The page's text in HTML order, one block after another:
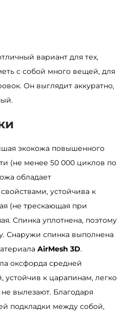
вариант для тех,
с собой много вещей, для
Он выглядит аккуратно,
экокожа повышенного
(не менее 50 000 циклов по
обладает
устойчива к
(не трескающая при
Спинка уплотнена, поэтому
Снаружи спинка выполнена
AirMesh 3D.
оксфорда средней
устойчив к царапинам, легко
вылезают. Благодаря
подкладки между собой,